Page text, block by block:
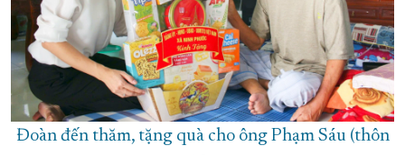
Đoàn đến thăm, tặng quà cho ông Phạm Sáu (thôn